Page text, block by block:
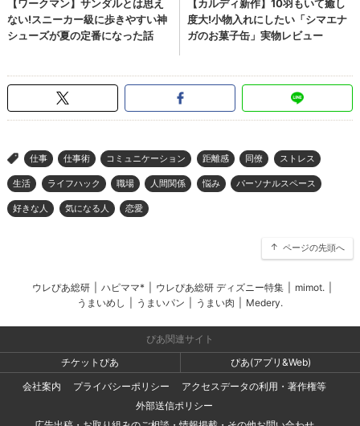
> 仕事 仕事術 コミュニケーション 距離感 同僚 ストレス
生活 ライフハック 職場 人間関係 悩み パーソナルスペース
好きな人 気になる人 恋愛
ページの先頭へ
ウレぴあ総研 ハピママ* ウレぴあ総研 ディズニー特集 mimot.
うまいめし
うまいパン うまい肉 Medery.
ぴあ関連サイト
チケットぴあ
ぴあ(アプリ&Web)
会社案内
プライバシーポリシー
アクセスデータの利用・著作権等
外部送信ポリシー